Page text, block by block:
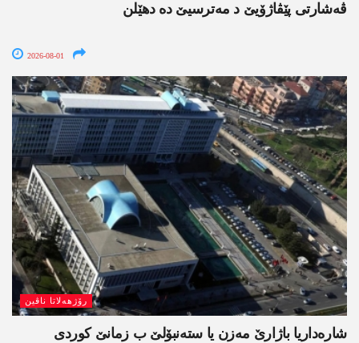
ڤەشارتی پێڤاژۆیێ د مەترسیێ دە دھێلن
2026-08-01
رۆژھەلاتا ناڤین
شارەداریا باژارێ مەزن یا ستەنبۆلێ ب زمانێ کوردی